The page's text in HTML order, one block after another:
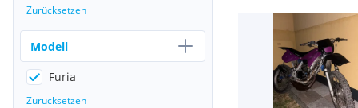
Zurücksetzen
Modell
Furia
Zurücksetzen